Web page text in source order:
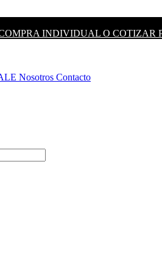
INDIVIDUAL O COTIZAR
Nosotros Contacto